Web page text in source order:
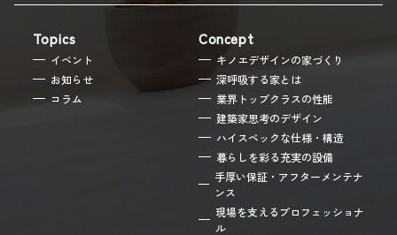
Topics
イベント
お知らせ
コラム
Concept
キノエデザインの家づくり
深呼吸する家とは
業界トップクラスの性能
建築家思考のデザイン
ハイスペックな仕様・構造
暮らしを彩る充実の設備
手厚い保証・アフターメンテナ
ンス
現場を支えるプロフェッショナ
ル